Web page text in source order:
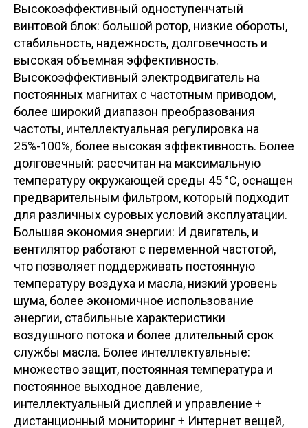
Высокоэффективный одноступенчатый
винтовой блок: большой ротор, низкие обороты,
стабильность, надежность, долговечность и
высокая объемная эффективность.
Высокоэффективный электродвигатель на
постоянных магнитах с частотным приводом,
более широкий диапазон преобразования
частоты, интеллектуальная регулировка на
25%-100%, более высокая эффективность. Более
долговечный: рассчитан на максимальную
температуру окружающей среды 45 °C, оснащен
предварительным фильтром, который подходит
для различных суровых условий эксплуатации.
Большая экономия энергии: И двигатель, и
вентилятор работают с переменной частотой,
что позволяет поддерживать постоянную
температуру воздуха и масла, низкий уровень
шума, более экономичное использование
энергии, стабильные характеристики
воздушного потока и более длительный срок
службы масла. Более интеллектуальные:
множество защит, постоянная температура и
постоянное выходное давление,
интеллектуальный дисплей и управление +
дистанционный мониторинг + Интернет вещей,